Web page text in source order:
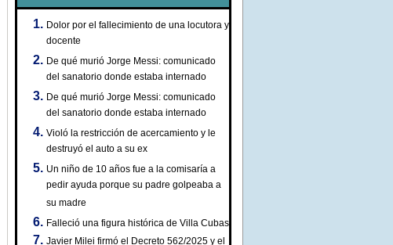
Dolor por el fallecimiento de una locutora y
docente
De qué murió Jorge Messi: comunicado
del sanatorio donde estaba internado
De qué murió Jorge Messi: comunicado
del sanatorio donde estaba internado
Violó la restricción de acercamiento y le
destruyó el auto a su ex
Un niño de 10 años fue a la comisaría a
pedir ayuda porque su padre golpeaba a
su madre
Falleció una figura histórica de Villa Cubas
Javier Milei firmó el Decreto 562/2025 y el